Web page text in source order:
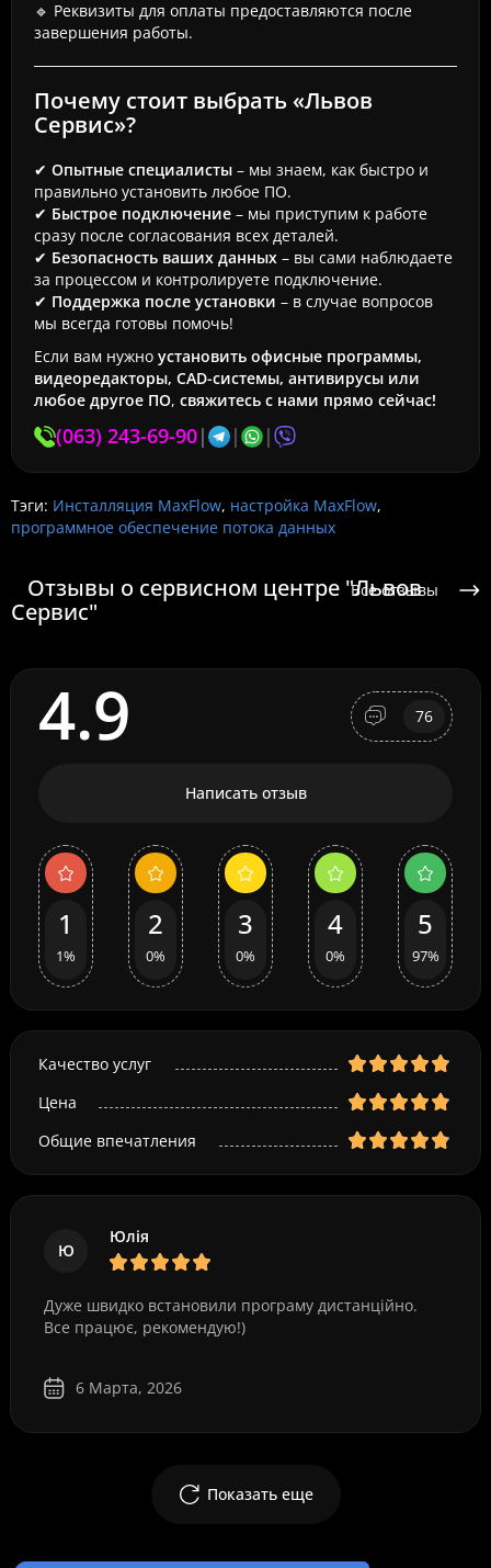
🔹 Реквизиты для оплаты предоставляются после
завершения работы.
Почему стоит выбрать «Львов
Сервис»?
✔ Опытные специалисты – мы знаем, как быстро и
правильно установить любое ПО.
✔ Быстрое подключение – мы приступим к работе
сразу после согласования всех деталей.
✔ Безопасность ваших данных – вы сами наблюдаете
за процессом и контролируете подключение.
✔ Поддержка после установки – в случае вопросов
мы всегда готовы помочь!
Если вам нужно установить офисные программы,
видеоредакторы, CAD-системы, антивирусы или
любое другое ПО, свяжитесь с нами прямо сейчас!
(063) 243-69-90| | |
Тэги: Инсталляция MaxFlow, настройка MaxFlow,
программное обеспечение потока данных
Отзывы о сервисном центре "Львов
Сервис"
Все отзывы
4.9 76
Написать отзыв
1
1%
2
0%
3
0%
4
0%
5
97%
Качество услуг
Цена
Общие впечатления
Ю
Юлія
Дуже швидко встановили програму дистанційно.
Все працює, рекомендую!)
6 Марта, 2026
Показать еще